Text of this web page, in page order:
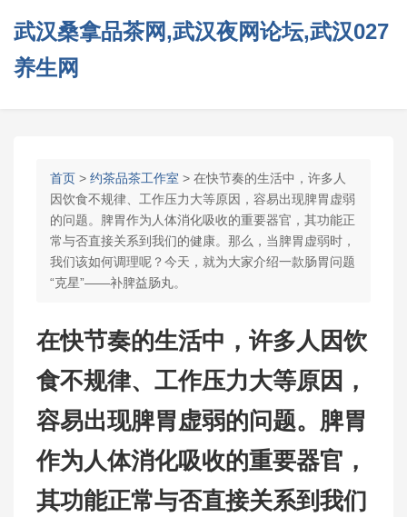
武汉桑拿品茶网,武汉夜网论坛,武汉027
养生网
首页 > 约茶品茶工作室 > 在快节奏的生活中，许多人
因饮食不规律、工作压力大等原因，容易出现脾胃虚弱
的问题。脾胃作为人体消化吸收的重要器官，其功能正
常与否直接关系到我们的健康。那么，当脾胃虚弱时，
我们该如何调理呢？今天，就为大家介绍一款肠胃问题
“克星”——补脾益肠丸。
在快节奏的生活中，许多人因饮
食不规律、工作压力大等原因，
容易出现脾胃虚弱的问题。脾胃
作为人体消化吸收的重要器官，
其功能正常与否直接关系到我们